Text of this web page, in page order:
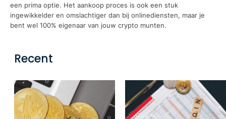
een prima optie. Het aankoop proces is ook een stuk
ingewikkelder en omslachtiger dan bij onlinediensten, maar je
bent wel 100% eigenaar van jouw crypto munten.
Recent